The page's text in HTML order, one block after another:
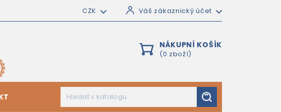
CZK Váš zákaznický účet
NÁKUPNÍ KOŠÍK
(0 zboží)